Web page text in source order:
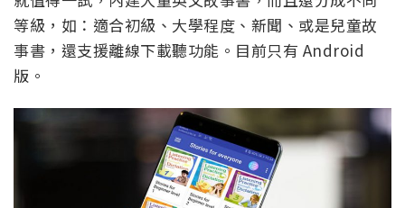
等級，如：適合初級、大學程度、新聞、或是兒童故
事書，還支援離線下載聽功能。目前只有 Android
版。